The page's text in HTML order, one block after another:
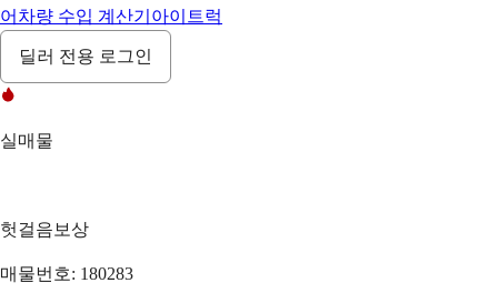
어 차량 수입 계산기 아이트럭
딜러 전용 로그인
실매물
헛걸음보상
매물번호: 180283